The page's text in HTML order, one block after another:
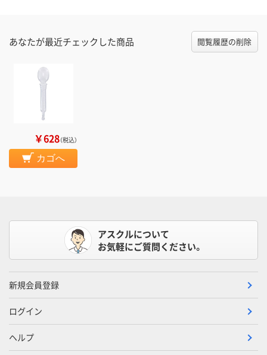
あなたが最近チェックした商品 閲覧履歴の削除
￥628（税込）
カゴへ
アスクルについて
お気軽にご質問ください。
新規会員登録
ログイン
ヘルプ